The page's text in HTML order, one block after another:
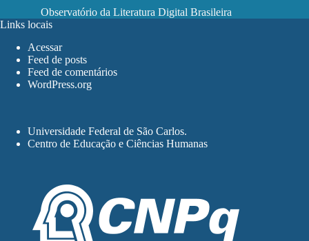
Observatório da Literatura Digital Brasileira
Links locais
Acessar
Feed de posts
Feed de comentários
WordPress.org
Universidade Federal de São Carlos.
Centro de Educação e Ciências Humanas